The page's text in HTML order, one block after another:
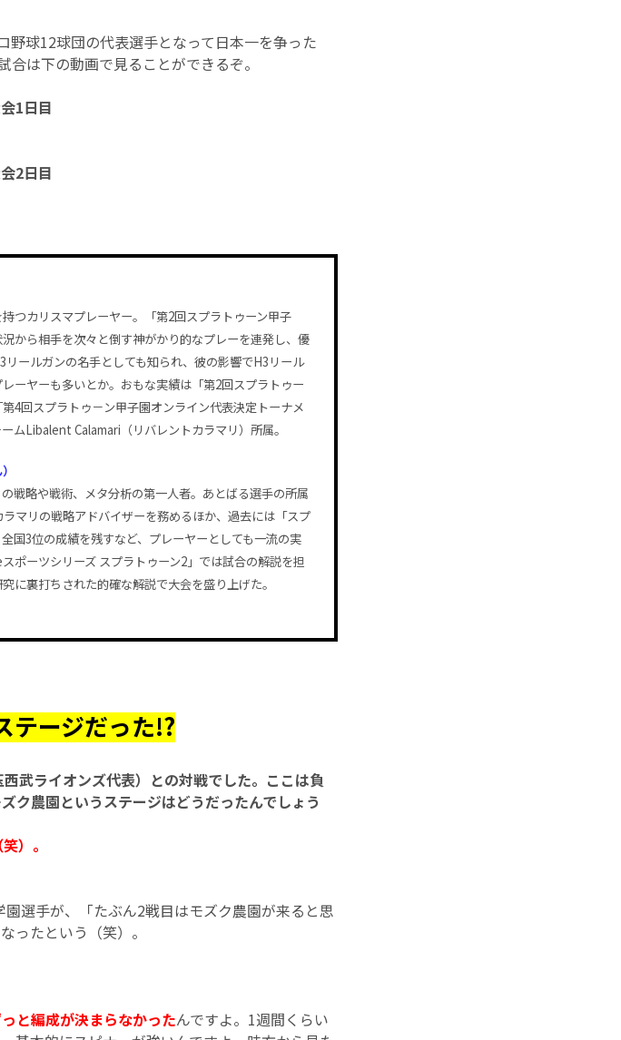
球12球団の代表選手となって日本一を争った
合は下の動画で見ることができるぞ。
1日目
2日目
つカリスマプレーヤー。「第2回スプラトゥーン甲子
から相手を次々と倒す神がかり的なプレーを連発し、優
リールガンの名手としても知られ、彼の影響でH3リール
ーヤーも多いとか。おもな実績は「第2回スプラトゥー
4回スプラトゥ－ン甲子園オンライン代表決定トーナメ
ムLibalent Calamari（リバレントカラマリ）所属。
の戦略や戦術、メタ分析の第一人者。あとばる選手の所属
マリの戦略アドバイザーを務めるほか、過去には「スプ
国3位の成績を残すなど、プレーヤーとしても一流の実
ポーツシリーズ スプラトゥーン2」では試合の解説を担
に裏打ちされた的確な解説で大会を盛り上げた。
テージだった!?
武ライオンズ代表）との対戦でした。ここは負
ク農園というステージはどうだったんでしょう
）。
選手が、「たぶん2戦目はモズク農園が来ると思
ったという（笑）。
と編成が決まらなかったんですよ。1週間くらい